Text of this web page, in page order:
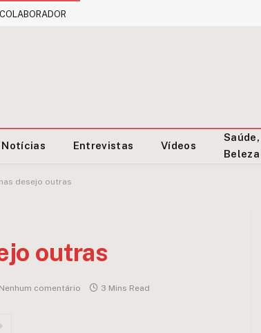
Notícias Entrevistas Vídeos
Saúde,
Beleza
desejo outras
outras
Nenhum comentário 3 Mins Read